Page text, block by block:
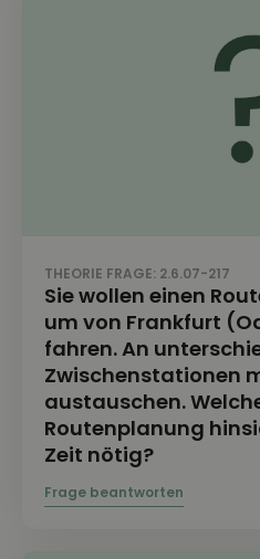
THEORIE FRAGE: 2.6.07-217
Sie wollen einen
um von Frankfurt
fahren. An
Zwischenstationen
austauschen.
Routenplanung
Zeit nötig?